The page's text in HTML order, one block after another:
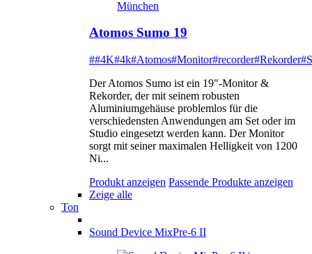
Atomos Sumo 19
##4K#4k#Atomos#Monitor#recorder#Rekorder
Der Atomos Sumo ist ein 19"-Monitor &
Rekorder, der mit seinem robusten
Aluminiumgehäuse problemlos für die
verschiedensten Anwendungen am Set oder im
Studio eingesetzt werden kann. Der Monitor
sorgt mit seiner maximalen Helligkeit von 1200
Ni...
Produkt anzeigen Passende Produkte anzeigen
Zeige alle
Ton
Sound Device MixPre-6 II